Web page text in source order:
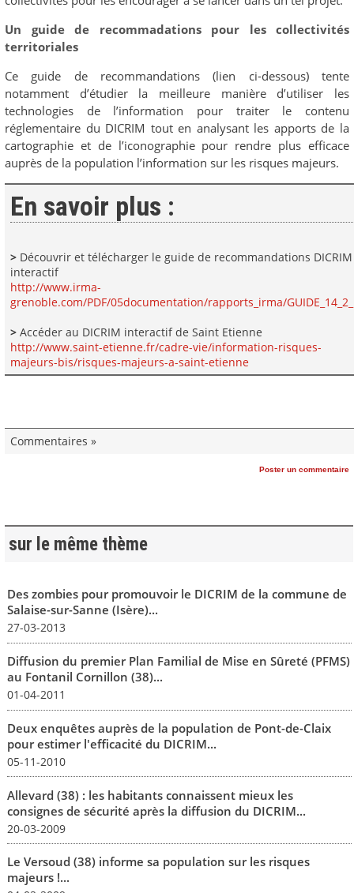
Un guide de recommadations pour les collectivités
territoriales
Ce guide de recommandations (lien ci-dessous) tente
notamment d’étudier la meilleure manière d’utiliser les
technologies de l’information pour traiter le contenu
réglementaire du DICRIM tout en analysant les apports de la
cartographie et de l’iconographie pour rendre plus efficace
auprès de la population l’information sur les risques majeurs.
En savoir plus :
>Découvrir et télécharger le guide de recommandations DICRIM
interactif
http://www.irma-
grenoble.com/PDF/05documentation/rapports_irma/
>Accéder au DICRIM interactif de Saint Etienne
http://www.saint-etienne.fr/cadre-vie/information-risques-
majeurs-bis/risques-majeurs-a-saint-etienne
Commentaires »
Poster un commentaire
sur le même thème
Des zombies pour promouvoir le DICRIM de la commune de
Salaise-sur-Sanne (Isère)...
27-03-2013
Diffusion du premier Plan Familial de Mise en Sûreté (PFMS)
au Fontanil Cornillon (38)...
01-04-2011
Deux enquêtes auprès de la population de Pont-de-Claix
pour estimer l'efficacité du DICRIM...
05-11-2010
Allevard (38) : les habitants connaissent mieux les
consignes de sécurité après la diffusion du DICRIM...
20-03-2009
Le Versoud (38) informe sa population sur les risques
majeurs !...